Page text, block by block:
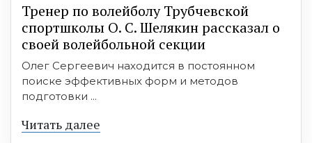
Тренер по волейболу Трубчевской
спортшколы О. С. Шелякин рассказал о
своей волейбольной секции
Олег Сергеевич находится в постоянном
поиске эффективных форм и методов
подготовки ...
Читать далее